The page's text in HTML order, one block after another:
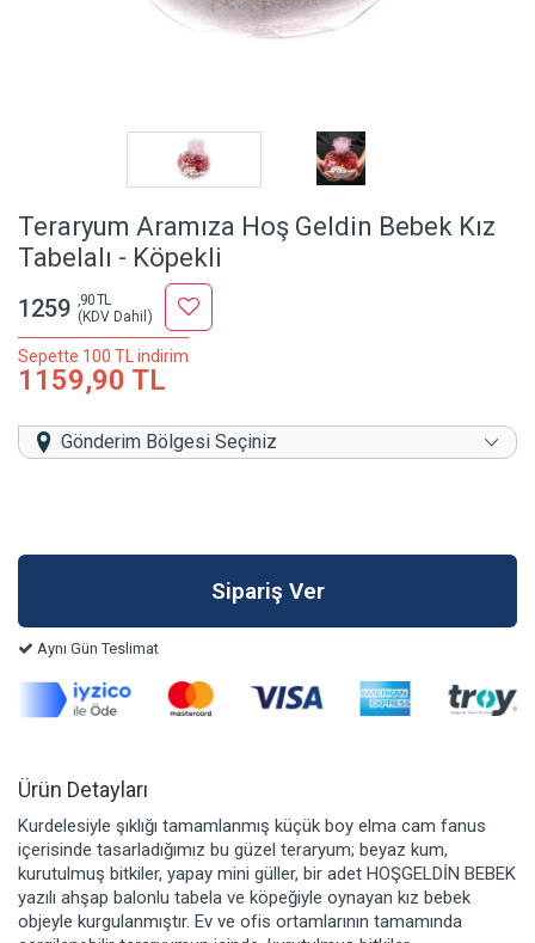
Teraryum Aramıza Hoş Geldin Bebek Kız
Tabelalı - Köpekli
1259 ,90 TL
(KDV Dahil)
Sepette 100 TL indirim
1159,90 TL
Gönderim Bölgesi Seçiniz
Aynı Gün Teslimat
Ürün Detayları
Kurdelesiyle şıklığı tamamlanmış küçük boy elma cam fanus
içerisinde tasarladığımız bu güzel teraryum; beyaz kum,
kurutulmuş bitkiler, yapay mini güller, bir adet HOŞGELDİN BEBEK
yazılı ahşap balonlu tabela ve köpeğiyle oynayan kız bebek
objeyle kurgulanmıştır. Ev ve ofis ortamlarının tamamında